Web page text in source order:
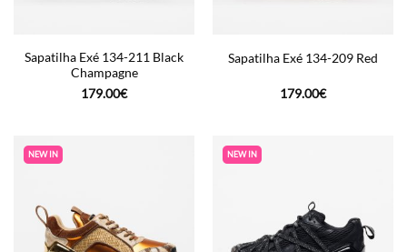
Sapatilha Exé 134-211 Black
Champagne
179.00€
Sapatilha Exé 134-209 Red
179.00€
NEW IN NEW IN